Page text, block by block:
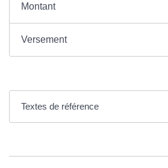
Montant
Versement
Textes de référence